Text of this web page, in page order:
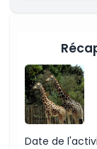
À savoir
Emplacement
Date de